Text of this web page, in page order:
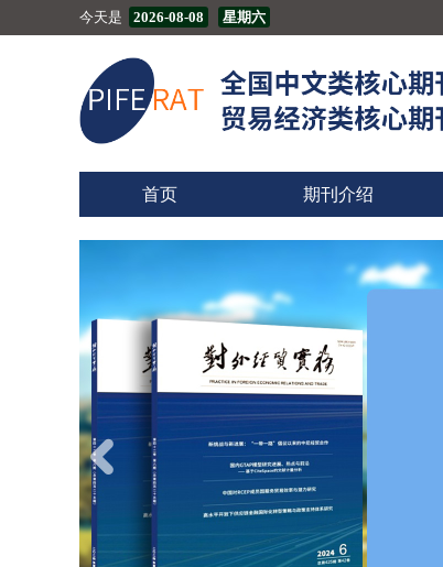
今天是 2026-08-08 星期六
首页 期刊介绍